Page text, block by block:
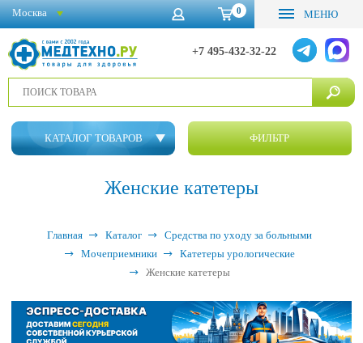
0 МЕНЮ
+7 495-432-32-22
Москва
КАТАЛОГ ТОВАРОВ ФИЛЬТР
Женские катетеры
Главная Каталог
Средства по уходу за больными
Мочеприемники
Катетеры урологические
Женские катетеры